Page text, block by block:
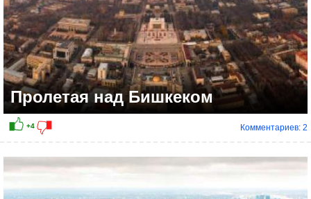
Пролетая над Бишкеком
Комментариев: 2